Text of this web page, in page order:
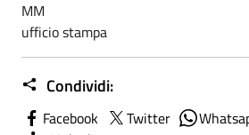
MM
ufficio stampa
Condividi:
Facebook Twitter